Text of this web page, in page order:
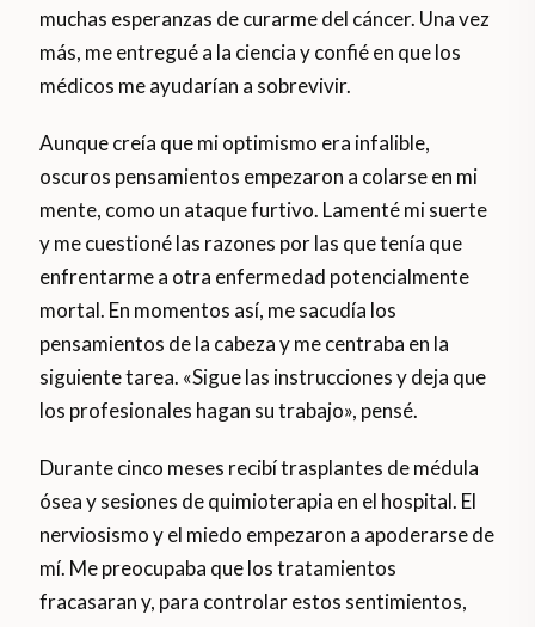
muchas esperanzas de curarme del cáncer. Una vez
más, me entregué a la ciencia y confié en que los
médicos me ayudarían a sobrevivir.
Aunque creía que mi optimismo era infalible,
oscuros pensamientos empezaron a colarse en mi
mente, como un ataque furtivo. Lamenté mi suerte
y me cuestioné las razones por las que tenía que
enfrentarme a otra enfermedad potencialmente
mortal. En momentos así, me sacudía los
pensamientos de la cabeza y me centraba en la
siguiente tarea. «Sigue las instrucciones y deja que
los profesionales hagan su trabajo», pensé.
Durante cinco meses recibí trasplantes de médula
ósea y sesiones de quimioterapia en el hospital. El
nerviosismo y el miedo empezaron a apoderarse de
mí. Me preocupaba que los tratamientos
fracasaran y, para controlar estos sentimientos,